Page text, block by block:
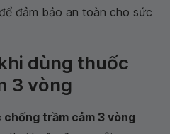
đảm bảo an toàn cho sức
dùng thuốc
3 vòng
chống trầm cảm 3 vòng